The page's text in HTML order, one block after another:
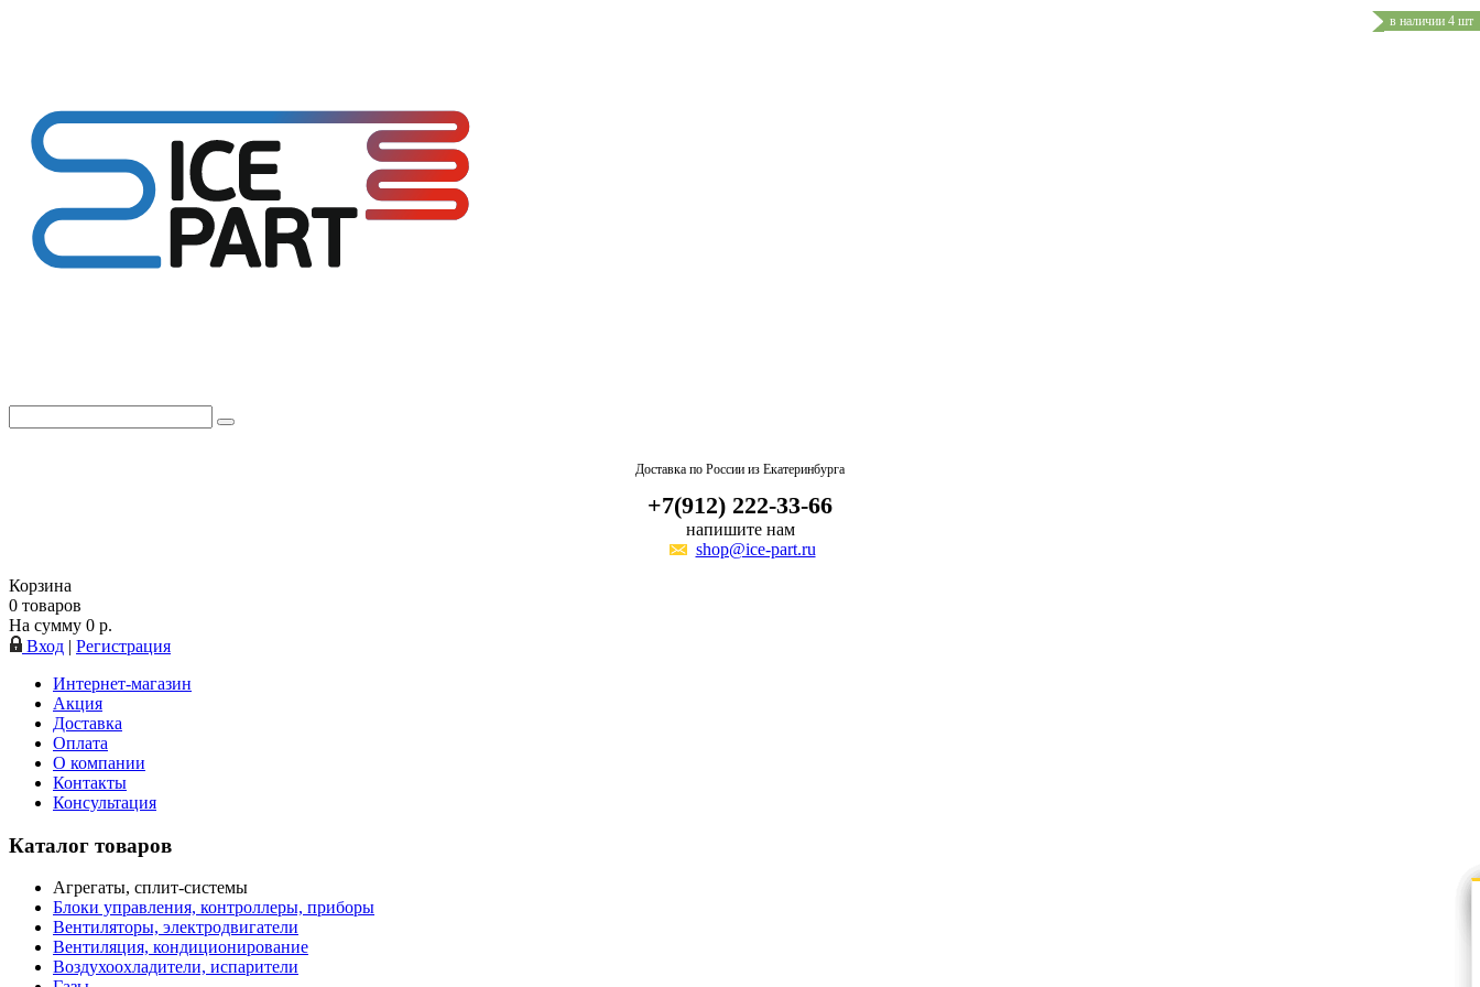
Доставка по России из Екатеринбурга
+7(912) 222-33-66
напишите нам
shop@ice-part.ru
Корзина
0 товаров
На сумму 0 р.
Вход | Регистрация
Интернет-магазин
Акция
Доставка
Оплата
О компании
Контакты
Консультация
Каталог товаров
Агрегаты, сплит-системы
Блоки управления, контроллеры, приборы
Вентиляторы, электродвигатели
Вентиляция, кондиционирование
Воздухоохладители, испарители
в наличии 4 шт